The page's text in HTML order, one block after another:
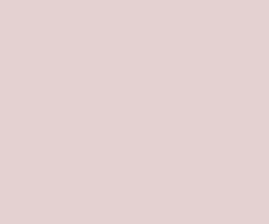
laitteiden